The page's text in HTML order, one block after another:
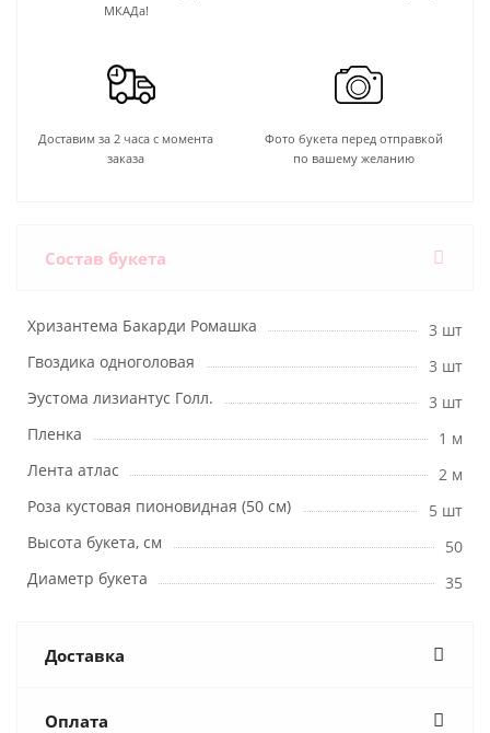
МКАДа!
Доставим за 2 часа с момента
заказа
Фото букета перед отправкой
по вашему желанию
Состав букета
Хризантема Бакарди Ромашка
3 шт
Гвоздика одноголовая
3 шт
Эустома лизиантус Голл.
3 шт
Пленка
1 м
Лента атлас
2 м
Роза кустовая пионовидная (50 см)
5 шт
Высота букета, см
50
Диаметр букета
35
Доставка
Оплата